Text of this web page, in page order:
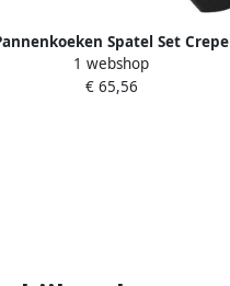
Spatel Set Crepe
Maker Gereedschap Beslag
T-Vorm Spreader 10 x 10
1 webshop
€ 65,56